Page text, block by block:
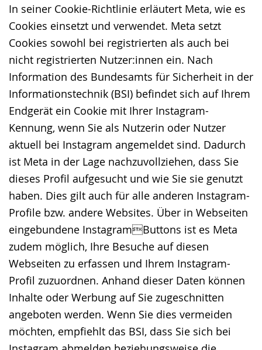
In seiner Cookie-Richtlinie erläutert Meta, wie es
Cookies einsetzt und verwendet. Meta setzt
Cookies sowohl bei registrierten als auch bei
nicht registrierten Nutzer:innen ein. Nach
Information des Bundesamts für Sicherheit in der
Informationstechnik (BSI) befindet sich auf Ihrem
Endgerät ein Cookie mit Ihrer Instagram-
Kennung, wenn Sie als Nutzerin oder Nutzer
aktuell bei Instagram angemeldet sind. Dadurch
ist Meta in der Lage nachzuvollziehen, dass Sie
dieses Profil aufgesucht und wie Sie sie genutzt
haben. Dies gilt auch für alle anderen Instagram-
Profile bzw. andere Websites. Über in Webseiten
eingebundene InstagramButtons ist es Meta
zudem möglich, Ihre Besuche auf diesen
Webseiten zu erfassen und Ihrem Instagram-
Profil zuzuordnen. Anhand dieser Daten können
Inhalte oder Werbung auf Sie zugeschnitten
angeboten werden. Wenn Sie dies vermeiden
möchten, empfiehlt das BSI, dass Sie sich bei